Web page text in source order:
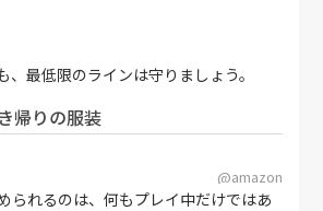
、最低限のラインは守りましょう。
帰りの服装
@amazon
られるのは、何もプレイ中だけではあ